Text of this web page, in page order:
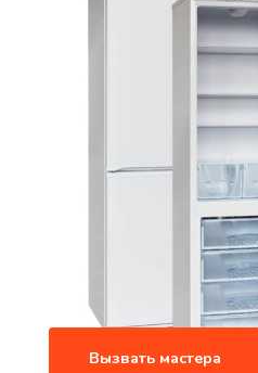
Вызвать мастера